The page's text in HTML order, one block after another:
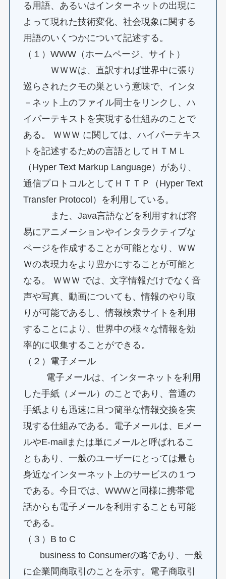
る用語、あるいはインターネットの出現に
よって現れた技術変化、社会現象に関する
用語のいくつかについて記述する。
（１）WWW（ホームページ、サイト）
ＷＷＷは、直訳すれば世界中に張り
巡らされたクモの巣という意味で、インタ
－ネット上のファイル同士をリンクし、ハ
イパーテキストを実現する仕組みのことで
ある。 ＷＷＷ に関しては、ハイパーテキス
トを記述するための言語としてＨＴＭＬ
（Hyper Text Markup Language）があり、
通信プロトコルとしてＨＴＴＰ（Hyper Text
Transfer Protocol）を利用している。
また、Java言語などを利用すれば容
易にアニメーションやインタラクティブな
ページを作成することが可能となり、ＷＷ
Ｗの表現力をより豊かにすることが可能と
なる。 ＷＷＷ では、文字情報だけでなく音
声や写真、動画についても、情報のやり取
りが可能であるし、情報検索サイトを利用
することにより、世界中の様々な情報を効
率的に収集することができる。
（２）電子メール
電子メールは、インターネットを利用
した手紙（メール）のことであり、普通の
手紙よりも迅速に且つ簡単な情報交換を実
現する仕組みである。電子メールは、Eメー
ルやE-mailまたは単にメールと呼ばれるこ
ともあり、一般のユーザーにとっては最も
身近なインターネット上のサービスの１つ
である。今日では、WWWと同様に携帯電
話からも電子メールを利用することも可能
である。
（３）B to C
business to Consumerの略であり、一般
に企業間商取引のことを示す。電子商取引